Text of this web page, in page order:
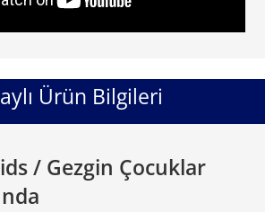
Ürün Bilgileri
/ Gezgin Çocuklar